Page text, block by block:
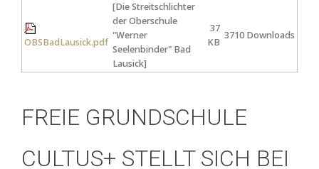
OBSBadLausick.pdf
[Die Streitschlichter
der Oberschule
"Werner
Seelenbinder" Bad
Lausick]
37
KB
3710 Downloads
FREIE GRUNDSCHULE
CULTUS+ STELLT SICH BEI